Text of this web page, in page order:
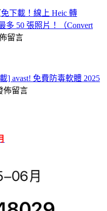
免下載！線上 Heic 轉
多 50 張照片！（Convert
留言
] avast! 免費防毒軟體 2025
佈留言